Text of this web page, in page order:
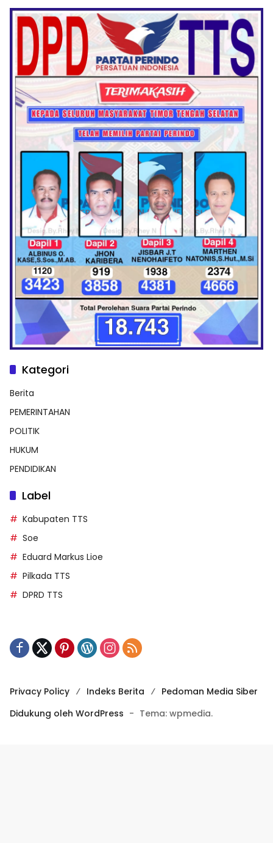
Kategori
Berita
PEMERINTAHAN
POLITIK
HUKUM
PENDIDIKAN
Label
Kabupaten TTS
Soe
Eduard Markus Lioe
Pilkada TTS
DPRD TTS
Privacy Policy Indeks Berita
Pedoman Media Siber
Didukung oleh WordPress - Tema: wpmedia.